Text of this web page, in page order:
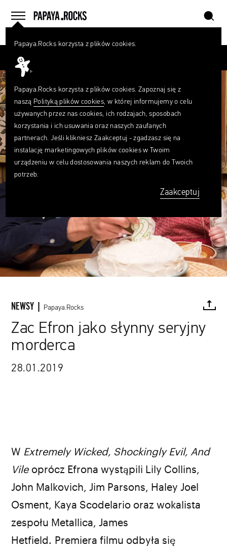
menu
home szukaj
NEWSY | Papaya.Rocks
Zac Efron jako słynny seryjny
morderca
28.01.2019
W Extremely Wicked, Shockingly Evil, And
Vileoprócz Efrona wystąpili Lily Collins,
John Malkovich, Jim Parsons, Haley Joel
Osment, Kaya Scodelario oraz wokalista
zespołu Metallica, James
Hetfield. Premiera filmu odbyła się
Papaya.Rocks korzysta z plików cookies.
Papaya.Rocks korzysta z plików cookies. Zapoznaj się z
naszą Polityką plików cookies, w której informujemy o celu
używanych przez nas cookies, ich rodzajach, sposobach
korzystania i ich usuwania oraz naszych zaufanych
partnerach. Jeśli klikniesz Zaakceptuj - zgadzasz się na
instalację marketingowych plików cookies w Twoim
urządzeniu w celu dostosowania naszych reklam do Twoich
potrzeb.
Zaakceptuj
Czego
szukasz?